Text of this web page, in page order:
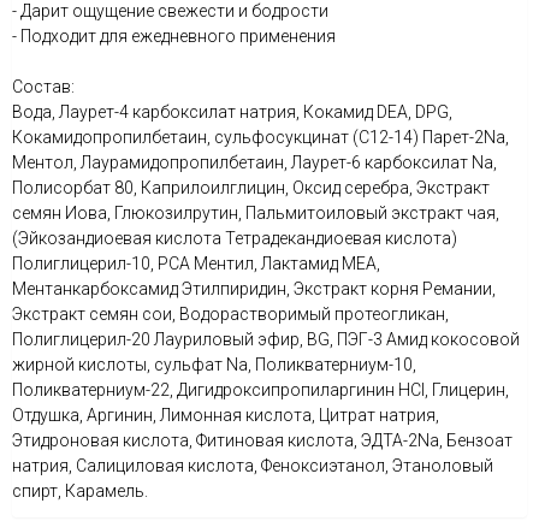
- Дарит ощущение свежести и бодрости
- Подходит для ежедневного применения
Состав:
Вода, Лаурет-4 карбоксилат натрия, Кокамид DEA, DPG,
Кокамидопропилбетаин, сульфосукцинат (C12-14) Парет-2Na,
Ментол, Лаурамидопропилбетаин, Лаурет-6 карбоксилат Na,
Полисорбат 80, Каприлоилглицин, Оксид серебра, Экстракт
семян Иова, Глюкозилрутин, Пальмитоиловый экстракт чая,
(Эйкозандиоевая кислота Тетрадекандиоевая кислота)
Полиглицерил-10, PCA Ментил, Лактамид MEA,
Ментанкарбоксамид Этилпиридин, Экстракт корня Ремании,
Экстракт семян сои, Водорастворимый протеогликан,
Полиглицерил-20 Лауриловый эфир, BG, ПЭГ-3 Амид кокосовой
жирной кислоты, сульфат Na, Поликватерниум-10,
Поликватерниум-22, Дигидроксипропиларгинин HCl, Глицерин,
Отдушка, Аргинин, Лимонная кислота, Цитрат натрия,
Этидроновая кислота, Фитиновая кислота, ЭДТА-2Na, Бензоат
натрия, Салициловая кислота, Феноксиэтанол, Этаноловый
спирт, Карамель.